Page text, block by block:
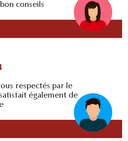
conseils
respectés par le
également de